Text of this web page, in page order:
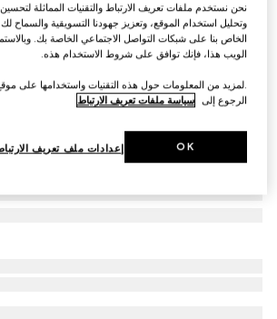
تنويعاتأزرق داكن
نحن نستخدم ملفات تعريف الارتباط والتقنيات المماثلة
وتحليل استخدام الموقع، وتعزيز جهودنا التسويقية والسماح
الخاص بنا على شبكات التواصل الاجتماعي الخاصة بك.
الويب هذا، فإنك توافق على شروط الاستخدام هذه.
.لمزيد من المعلومات حول هذه التقنيات واستخدامها على
الرجوع إلى سياسة ملفات تعريف الارتباط
إعدادات ملف تعريف OK